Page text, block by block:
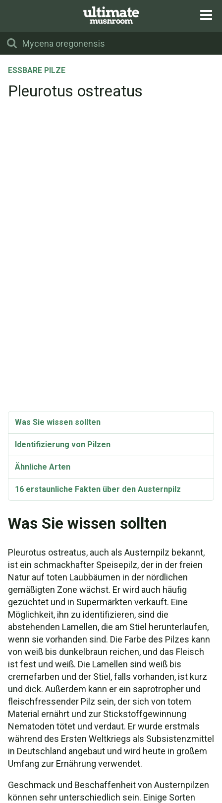
ESSBARE PILZE
Pleurotus ostreatus
Was Sie wissen sollten
Identifizierung von Pilzen
Ähnliche Arten
16 erstaunliche Fakten über den Austernpilz
sollten
Nährwertangaben
Das Rezept: Gebratene Austernpilze
Rezept: Austernpilze und Forelle
Rezept: Austernpilzsuppe
Das Rezept: Huhn (oder Fisch) mit Austernpilzen
Rezept: Schweinefleisch mit Austernpilzen
Rezept: Austernpilz-Fettuccini
Taxonomie und Etymologie
Synonyme und Varietäten
Pleurotus ostreatus Video
Was Sie wissen sollten
Pleurotus ostreatus, auch als Austernpilz bekannt,
ist ein schmackhafter Speisepilz, der in der freien
Natur auf toten Laubbäumen in der nördlichen
gemäßigten Zone wächst. Er wird auch häufig
gezüchtet und in Supermärkten verkauft. Eine
Möglichkeit, ihn zu identifizieren, sind die
abstehenden Lamellen, die am Stiel herunterlaufen,
wenn sie vorhanden sind. Die Farbe des Pilzes kann
von weiß bis dunkelbraun reichen, und das Fleisch
ist fest und weiß. Die Lamellen sind weiß bis
cremefarben und der Stiel, falls vorhanden, ist kurz
und dick. Außerdem kann er ein saprotropher und
fleischfressender Pilz sein, der sich von totem
Material ernährt und zur Stickstoffgewinnung
Nematoden tötet und verdaut. Er wurde erstmals
während des Ersten Weltkriegs als Subsistenzmittel
in Deutschland angebaut und wird heute in großem
Umfang zur Ernährung verwendet.
Geschmack und Beschaffenheit von Austernpilzen
können sehr unterschiedlich sein. Einige Sorten